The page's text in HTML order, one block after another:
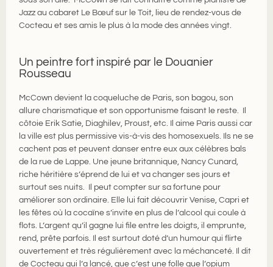
Jazz au cabaret Le Bœuf sur le Toit, lieu de rendez-vous de
Cocteau et ses amis le plus à la mode des années vingt.
Un peintre fort inspiré par le Douanier
Rousseau
McCown devient la coqueluche de Paris, son bagou, son
allure charismatique et son opportunisme faisant le reste. Il
côtoie Erik Satie, Diaghilev, Proust, etc. Il aime Paris aussi car
la ville est plus permissive vis-à-vis des homosexuels. Ils ne se
cachent pas et peuvent danser entre eux aux célèbres bals
de la rue de Lappe. Une jeune britannique, Nancy Cunard,
riche héritière s’éprend de lui et va changer ses jours et
surtout ses nuits. Il peut compter sur sa fortune pour
améliorer son ordinaire. Elle lui fait découvrir Venise, Capri et
les fêtes où la cocaïne s’invite en plus de l’alcool qui coule à
flots. L’argent qu’il gagne lui file entre les doigts, il emprunte,
rend, prête parfois. Il est surtout doté d’un humour qui flirte
ouvertement et très régulièrement avec la méchanceté. Il dit
de Cocteau qui l’a lancé, que c’est une folle que l’opium